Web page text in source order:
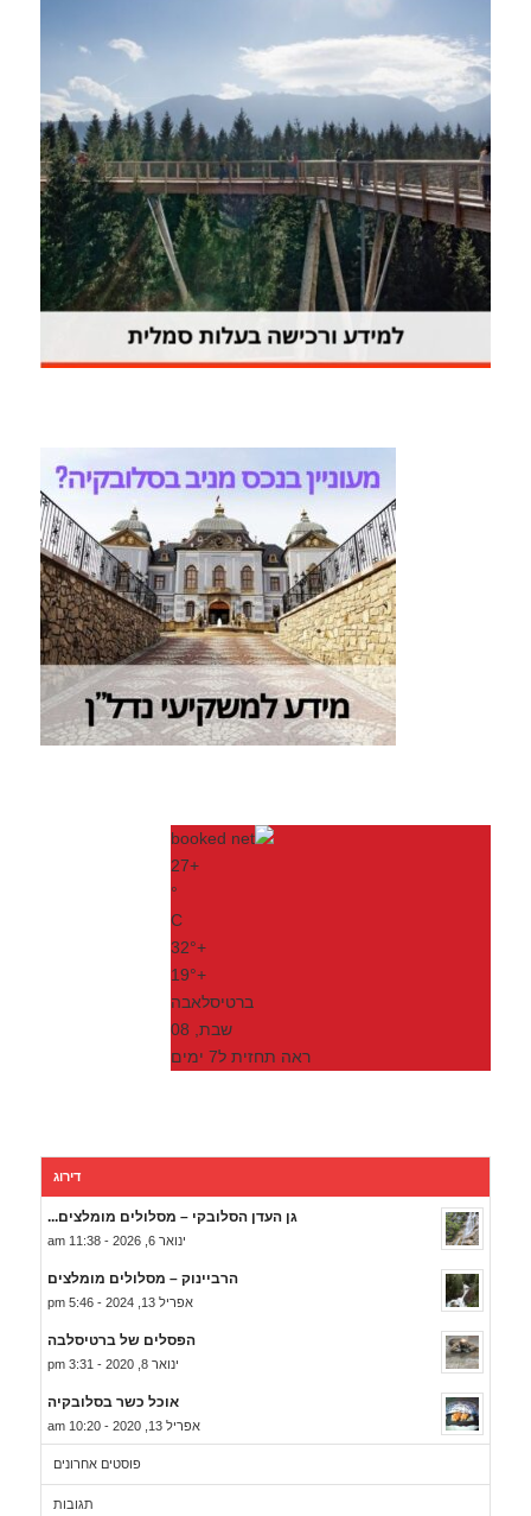
+
27
°
C
+
32°
+
19°
ברטיסלאבה
שבת, 08
ראה תחזית ל7 ימים
דירוג
גן העדן הסלובקי – מסלולים מומלצים...
ינואר 6, 2026 - 11:38 am
הרביינוק – מסלולים מומלצים
אפריל 13, 2024 - 5:46 pm
הפסלים של ברטיסלבה
ינואר 8, 2020 - 3:31 pm
אוכל כשר בסלובקיה
אפריל 13, 2020 - 10:20 am
פוסטים אחרונים
תגובות